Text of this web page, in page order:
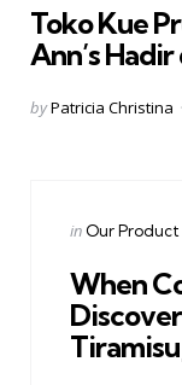
Toko Kue
Ann’s
Posted
byPatricia Christina
Categories
Posted
in Our Product
When